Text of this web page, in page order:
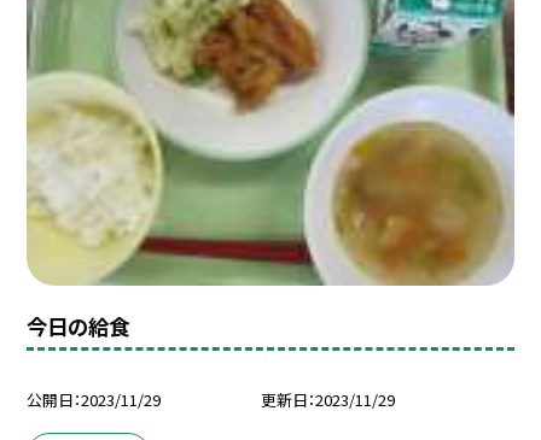
今日の給食
公開日 2023/11/29 更新日 2023/11/29